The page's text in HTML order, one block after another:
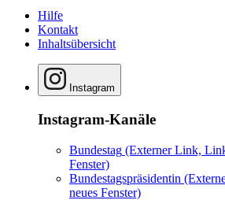
Hilfe
Kontakt
Inhaltsübersicht
Instagram
Instagram-Kanäle
Bundestag (Externer Link,
Fenster)
Bundestagspräsidentin
neues Fenster)